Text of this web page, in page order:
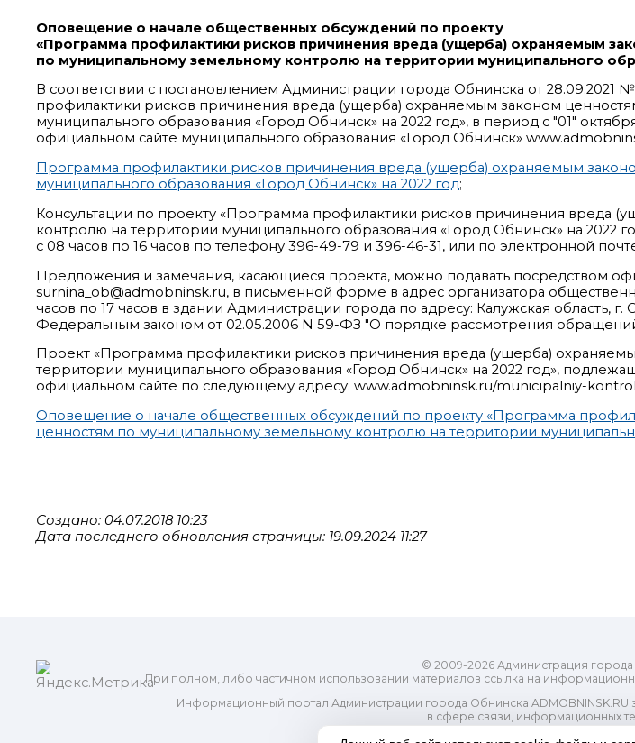
Оповещение о начале общественных обсуждений по проекту
«Программа профилактики рисков причинения вреда (ущерба) охраняемым
по муниципальному земельному контролю на территории муниципального
В соответствии с постановлением Администрации города Обнинска от
профилактики рисков причинения вреда (ущерба) охраняемым законом
муниципального образования «Город Обнинск» на 2022 год», в период с "01"
официальном сайте муниципального образования «Город Обнинск»
Программа профилактики рисков причинения вреда (ущерба) охраняемым
муниципального образования «Город Обнинск» на 2022 год;
Консультации по проекту «Программа профилактики рисков причинения вреда
контролю на территории муниципального образования «Город Обнинск» на
с 08 часов по 16 часов по телефону 396-49-79 и 396-46-31, или по электронной
Предложения и замечания, касающиеся проекта, можно подавать посредством
surnina_ob@admobninsk.ru, в письменной форме в адрес организатора
часов по 17 часов в здании Администрации города по адресу: Калужская
Федеральным законом от 02.05.2006 N 59-ФЗ "О порядке рассмотрения
Проект «Программа профилактики рисков причинения вреда (ущерба)
территории муниципального образования «Город Обнинск» на 2022 год»,
официальном сайте по следующему адресу: www.admobninsk.ru/municipalniy-
Оповещение о начале общественных обсуждений по проекту «Программа
ценностям по муниципальному земельному контролю на территории
Создано: 04.07.2018 10:23
Дата последнего обновления страницы: 19.09.2024 11:27
© 2009-2026 Администрация
При полном, либо частичном использовании материалов ссылка на
Информационный портал Администрации города Обнинска
в сфере связи, информационных